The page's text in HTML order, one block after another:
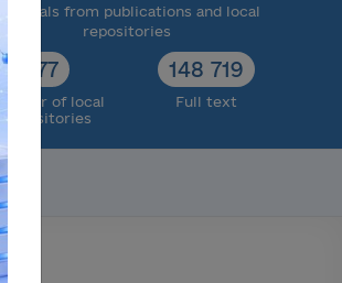
Materials from publications and local
repositories
77
of local
repositories
148 719
Full text